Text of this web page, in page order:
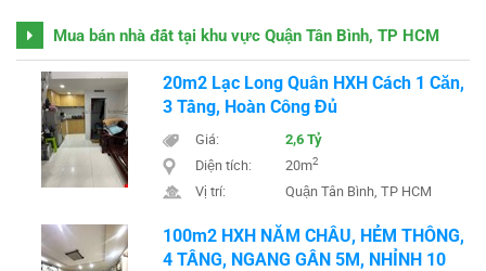
Mua bán nhà đất tại khu vực Quận Tân Bình, TP HCM
20m2 Lạc Long Quân HXH Cách 1 Căn,
3 Tầng, Hoàn Công Đủ
Giá: 2,6 Tỷ
Diện tích: 20m2
Vị trí: Quận Tân Bình, TP HCM
100m2 HXH NĂM CHÂU, HẺM THÔNG,
4 TẦNG, NGANG GẦN 5M, NHỈNH 10